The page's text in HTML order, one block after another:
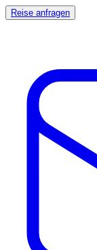
Reise anfragen